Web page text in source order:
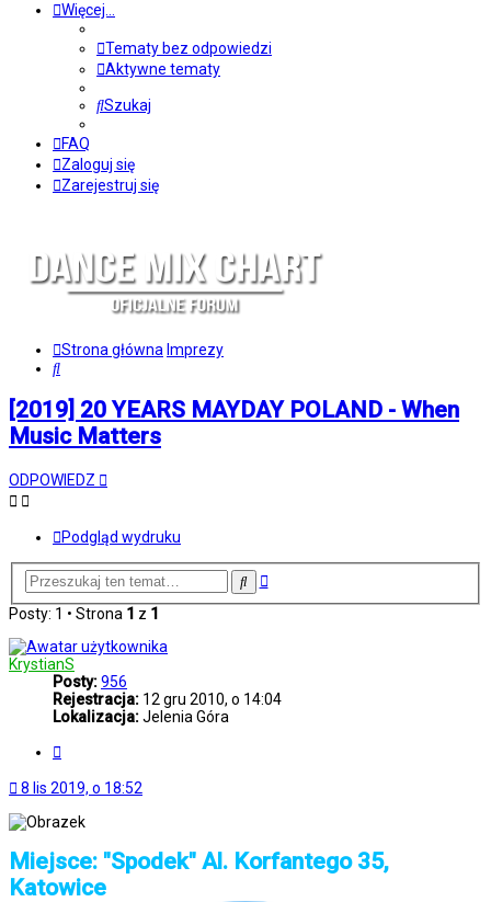
Więcej…
Tematy bez odpowiedzi
Aktywne tematy
Szukaj
FAQ
Zaloguj się
Zarejestruj się
Strona główna Imprezy
Szukaj
[2019] 20 YEARS MAYDAY POLAND - When
Music Matters
ODPOWIEDZ
Podgląd wydruku
SzukajWyszukiwanie
Posty: 1 • Strona 1 z 1
KrystianS
Posty:956
Rejestracja: 12 gru 2010, o 14:04
Lokalizacja:Jelenia Góra
8 lis 2019, o 18:52
Miejsce: "Spodek" Al. Korfantego 35,
Katowice